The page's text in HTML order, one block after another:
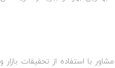
با استفاده از تحقیقات بازار و